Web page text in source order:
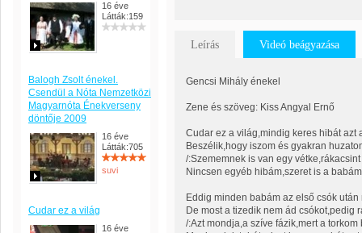
16 éve
Látták:159
Balogh Zsolt énekel.
Csendül a Nóta Nemzetközi
Magyarnóta Énekverseny
döntője 2009
16 éve
Látták:705
suvi
Cudar ez a világ
16 éve
Leírás Videó beágyazása
Gencsi Mihály énekel
Zene és szöveg: Kiss Angyal Ernő
Cudar ez a világ,mindig keres hibát azt
Beszélik,hogy iszom és gyakran
/:Szememnek is van egy
Nincsen egyéb hibám,szeret is a
Eddig minden babám az első csók után
De most a tizedik nem ád csókot,pedig
/:Azt mondja,a szíve fázik,mert a torkom